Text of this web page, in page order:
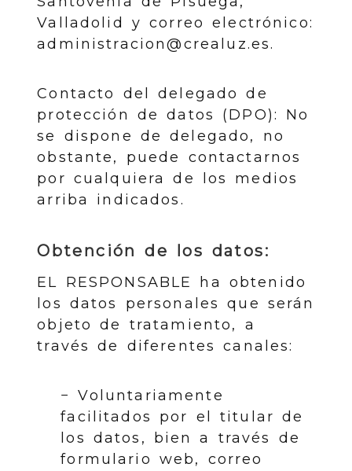
Valladolid
y correo electrónico:
administracion@crealuz.es.
Contacto del delegado de
protección de datos (DPO): No
se dispone de delegado, no
obstante, puede contactarnos
por cualquiera de los medios
arriba indicados.
Obtención de los datos:
EL RESPONSABLE ha obtenido
los datos personales que serán
objeto de tratamiento, a
través de diferentes canales:
− Voluntariamente
facilitados por el titular de
los datos, bien a través de
formulario web, correo